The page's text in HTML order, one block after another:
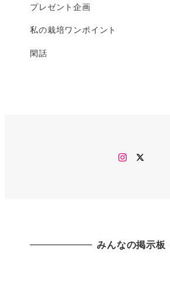
プレゼント企画
私の栽培ワンポイント
閑話
Instagram
みんなの掲示板